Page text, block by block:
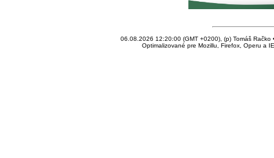
06.08.2026 12:20:00 (GMT +0200), (p) Tomáš Račko
Optimalizované pre Mozillu, Firefox, Operu a